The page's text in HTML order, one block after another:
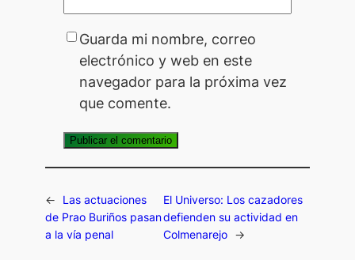
Guarda mi nombre, correo
electrónico y web en este
navegador para la próxima vez
que comente.
←
Las actuaciones
de Prao Buriños pasan
a la vía penal
El Universo: Los cazadores
defienden su actividad en
Colmenarejo →